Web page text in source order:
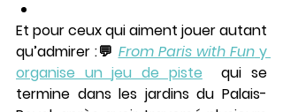
Et pour ceux qui aiment jouer autant
qu’admirer :💬 From Paris with Fun y
organise un jeu de piste qui se
termine dans les jardins du Palais-